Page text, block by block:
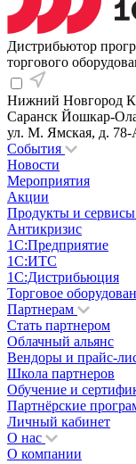
Дистрибьютор
торгового
Нижний Новгород
Саранск Йошкар-
ул. М. Ямская, д. 78-
События
Новости
Мероприятия
Акции
Продукты и сервисы
Антикризис
1С:Предприятие
1С:ИТС
1С:Дистрибьюция
Торговое
Партнерам
Стать партнером
Облачный альянс
Вендоры и прайс-
Школа партнеров
Обучение и
Партнёрские
Личный кабинет
О нас
О компании